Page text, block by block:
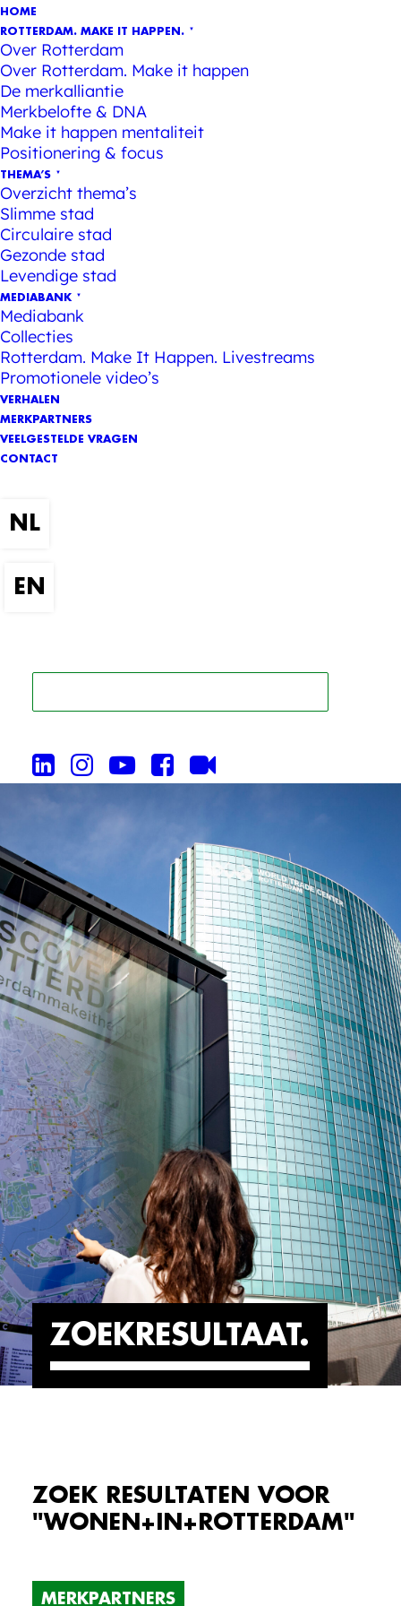
HOME
ROTTERDAM. MAKE IT HAPPEN.
Over Rotterdam
Over Rotterdam. Make it happen
De merkalliantie
Merkbelofte & DNA
Make it happen mentaliteit
Positionering & focus
THEMA’S
Overzicht thema’s
Slimme stad
Circulaire stad
Gezonde stad
Levendige stad
MEDIABANK
Mediabank
Collecties
Rotterdam. Make It Happen. Livestreams
Promotionele video’s
VERHALEN
MERKPARTNERS
VEELGESTELDE VRAGEN
CONTACT
ZOEKRESULTAAT
ZOEK RESULTATEN VOOR
"WONEN+IN+ROTTERDAM"
MERKPARTNERS